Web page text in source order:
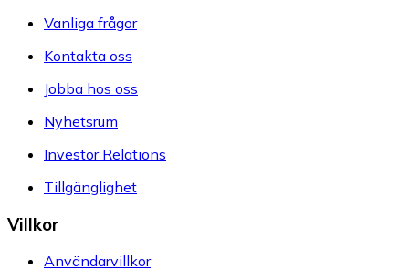
Vanliga frågor
Kontakta oss
Jobba hos oss
Nyhetsrum
Investor Relations
Tillgänglighet
Villkor
Användarvillkor